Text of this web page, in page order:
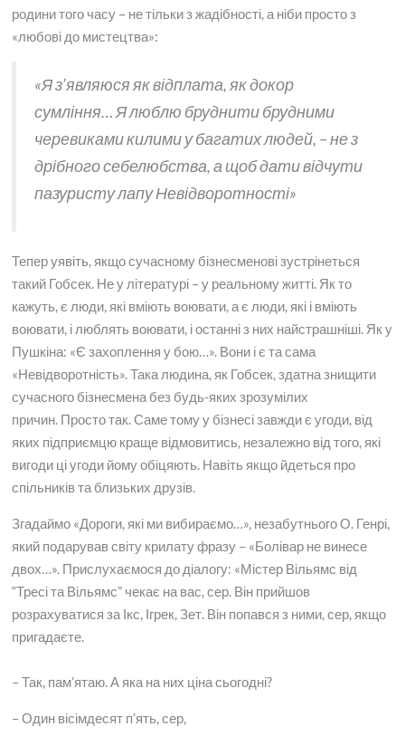
родини того часу – не тільки з жадібності, а ніби просто з
«любові до мистецтва»:
«Я з’являюся як відплата, як докор
сумління… Я люблю бруднити брудними
черевиками килими у багатих людей, – не з
дрібного себелюбства, а щоб дати відчути
пазуристу лапу Невідворотності»
Тепер уявіть, якщо сучасному бізнесменові зустрінеться
такий Гобсек. Не у літературі – у реальному житті. Як то
кажуть, є люди, які вміють воювати, а є люди, які і вміють
воювати, і люблять воювати, і останні з них найстрашніші. Як у
Пушкіна: «Є захоплення у бою…». Вони і є та сама
«Невідворотність». Така людина, як Гобсек, здатна знищити
сучасного бізнесмена без будь-яких зрозумілих
причин. Просто так. Саме тому у бізнесі завжди є угоди, від
яких підприємцю краще відмовитись, незалежно від того, які
вигоди ці угоди йому обіцяють. Навіть якщо йдеться про
спільників та близьких друзів.
Згадаймо «Дороги, які ми вибираємо…», незабутнього О. Генрі,
який подарував світу крилату фразу – «Болівар не винесе
двох…». Прислухаємося до діалогу: «Містер Вільямс від
“Тресі та Вільямс” чекає на вас, сер. Він прийшов
розрахуватися за Ікс, Ігрек, Зет. Він попався з ними, сер, якщо
пригадаєте.
– Так, пам’ятаю. А яка на них ціна сьогодні?
– Один вісімдесят п’ять, сер,